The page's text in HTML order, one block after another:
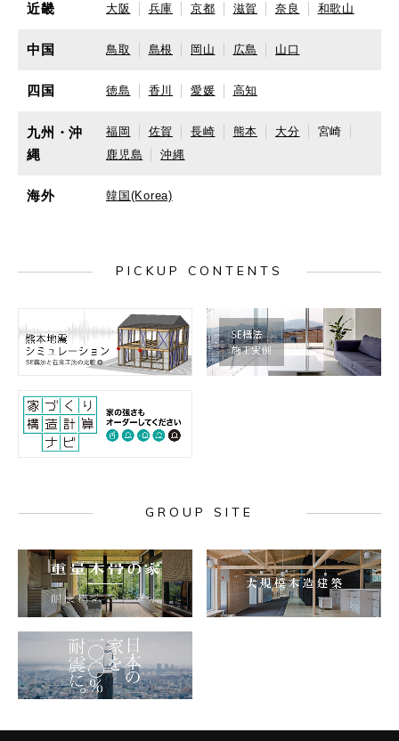
近畿 大阪 兵庫 京都 滋賀 奈良 和歌山
中国 鳥取 島根 岡山 広島 山口
四国 徳島 香川 愛媛 高知
九州・沖
縄
福岡 佐賀 長崎 熊本 大分
宮崎
鹿児島
沖縄
海外 韓国(Korea)
PICKUP CONTENTS
GROUP SITE